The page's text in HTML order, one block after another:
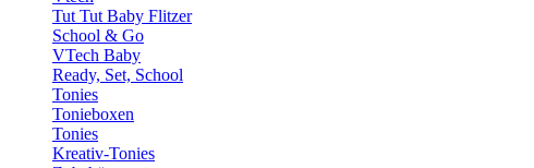
Tut Tut Baby Flitzer
School & Go
VTech Baby
Ready, Set, School
Tonies
Tonieboxen
Tonies
Kreativ-Tonies